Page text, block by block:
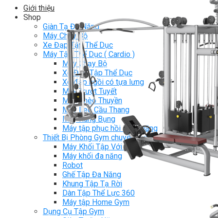
Giới thiệu
Shop
Giàn Tạ Đa Năng
Máy Chạy Bộ
Xe Đạp Tập Thể Dục
Máy Tập Thể Dục ( Cardio )
Máy Chạy Bộ
Xe Đạp Tập Thể Dục
Xe đạp ngồi có tựa lưng
Máy Trượt Tuyết
Máy Chèo Thuyền
Máy Leo Cầu Thang
Máy Rung Bụng
Máy tập phục hồi chức năng
Thiết Bị Phòng Gym chuyên dụng
Máy Khối Tập Với Cáp
Máy khối đa năng
Robot
Ghế Tập Đa Năng
Khung Tập Tạ Rời
Dàn Tập Thể Lực 360
Máy tập Home Gym
Dụng Cụ Tập Gym